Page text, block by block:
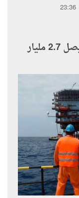
23:36
مصدر بالبترول: إنتاج حقل ظهر يصل 2.7 مليار